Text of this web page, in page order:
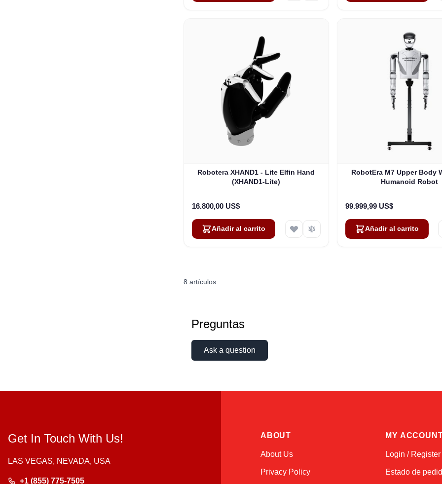
Robotera XHAND1 - Lite Elfin Hand
(XHAND1-Lite)
16.800,00 US$
Añadir al carrito
RobotEra M7 Upper Body
Humanoid Robot
99.999,99 US$
Añadir al carrito
8 artículos
Preguntas
Ask a question
Get In Touch With Us!
LAS VEGAS, NEVADA, USA
+1 (855) 775-7505
ABOUT
About Us
Privacy Policy
MY
Login / Register
Estado de